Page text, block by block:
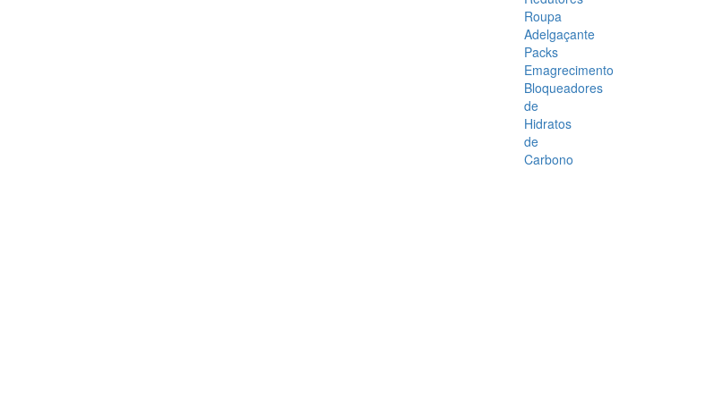
Roupa
Adelgaçante
Packs
Emagrecimento
Bloqueadores
de
Hidratos
de
Carbono